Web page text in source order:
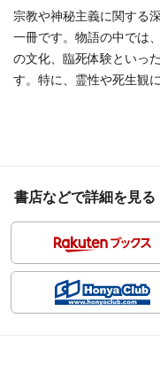
宗教や神秘主義に関する
一冊です。物語の中では
の文化、臨死体験といっ
す。特に、霊性や死生観に
書店などで詳細を見る